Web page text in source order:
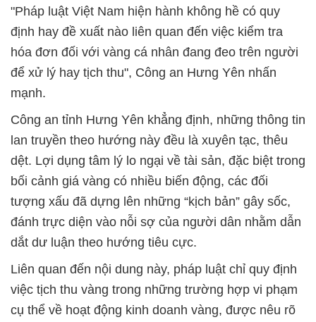
"Pháp luật Việt Nam hiện hành không hề có quy
định hay đề xuất nào liên quan đến việc kiểm tra
hóa đơn đối với vàng cá nhân đang đeo trên người
để xử lý hay tịch thu", Công an Hưng Yên nhấn
mạnh.
Công an tỉnh Hưng Yên khẳng định, những thông tin
lan truyền theo hướng này đều là xuyên tạc, thêu
dệt. Lợi dụng tâm lý lo ngại về tài sản, đặc biệt trong
bối cảnh giá vàng có nhiều biến động, các đối
tượng xấu đã dựng lên những “kịch bản” gây sốc,
đánh trực diện vào nỗi sợ của người dân nhằm dẫn
dắt dư luận theo hướng tiêu cực.
Liên quan đến nội dung này, pháp luật chỉ quy định
việc tịch thu vàng trong những trường hợp vi phạm
cụ thể về hoạt động kinh doanh vàng, được nêu rõ